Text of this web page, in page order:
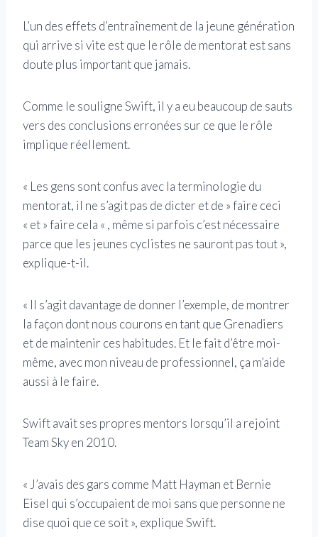
L’un des effets d’entraînement de la jeune génération
qui arrive si vite est que le rôle de mentorat est sans
doute plus important que jamais.
Comme le souligne Swift, il y a eu beaucoup de sauts
vers des conclusions erronées sur ce que le rôle
implique réellement.
« Les gens sont confus avec la terminologie du
mentorat, il ne s’agit pas de dicter et de » faire ceci
« et » faire cela « , même si parfois c’est nécessaire
parce que les jeunes cyclistes ne sauront pas tout »,
explique-t-il.
« Il s’agit davantage de donner l’exemple, de montrer
la façon dont nous courons en tant que Grenadiers
et de maintenir ces habitudes. Et le fait d’être moi-
même, avec mon niveau de professionnel, ça m’aide
aussi à le faire.
Swift avait ses propres mentors lorsqu’il a rejoint
Team Sky en 2010.
« J’avais des gars comme Matt Hayman et Bernie
Eisel qui s’occupaient de moi sans que personne ne
dise quoi que ce soit », explique Swift.